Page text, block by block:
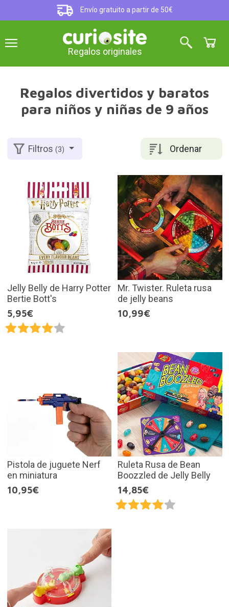
Envío gratuito a partir de 50€
Regalos originales
Regalos divertidos y baratos
para niños y niñas de 9 años
Ordenar
Filtros(3)
Jelly Belly de Harry Potter
Bertie Bott's
5,95€
Mr. Twister. Ruleta rusa
de jelly beans
10,99€
Pistola de juguete Nerf
en miniatura
10,95€
Ruleta Rusa de Bean
Boozzled de Jelly Belly
14,85€